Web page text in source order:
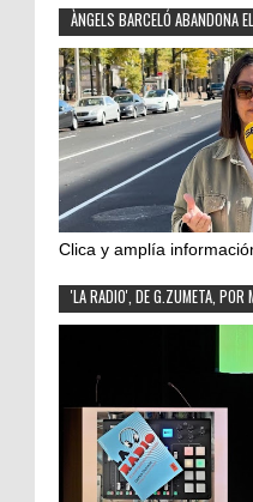
ÀNGELS BARCELÓ ABANDONA
Clica y amplía
'LA RADIO', DE G.ZUMETA, POR